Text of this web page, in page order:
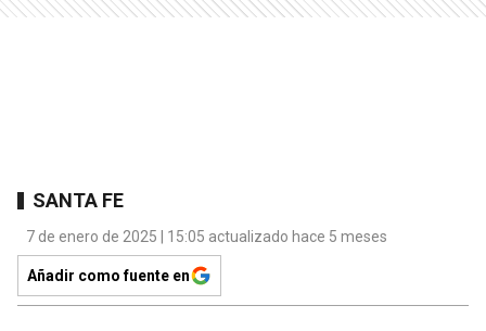
SANTA FE
7 de enero de 2025 | 15:05 actualizado hace 5 meses
Añadir como fuente en